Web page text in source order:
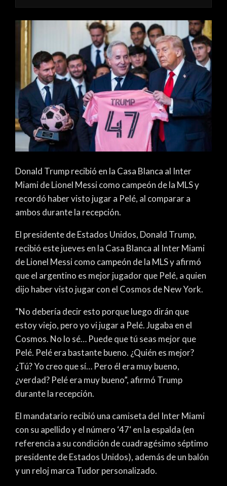
Donald Trump recibió en la Casa Blanca al Inter
Miami de Lionel Messi como campeón de la MLS y
recordó haber visto jugar a Pelé, al comparar a
ambos durante la recepción.
El presidente de Estados Unidos, Donald Trump,
recibió este jueves en la Casa Blanca al Inter Miami
de Lionel Messi como campeón de la MLS y afirmó
que el argentino es mejor jugador que Pelé, a quien
dijo haber visto jugar con el Cosmos de New York.
“No debería decir esto porque luego dirán que
estoy viejo, pero yo vi jugar a Pelé. Jugaba en el
Cosmos. No lo sé… Puede que tú seas mejor que
Pelé. Pelé era bastante bueno. ¿Quién es mejor?
¿Tú? Yo creo que sí… Pero él era muy bueno,
¿verdad? Pelé era muy bueno”, afirmó Trump
durante la recepción.
El mandatario recibió una camiseta del Inter Miami
con su apellido y el número ‘47‘ en la espalda (en
referencia a su condición de cuadragésimo séptimo
presidente de Estados Unidos), además de un balón
y un reloj marca Tudor personalizado.